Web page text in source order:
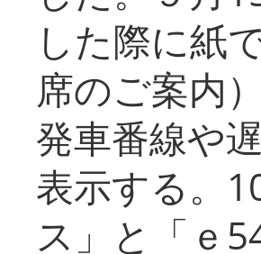
した際に紙
席のご案内
発車番線や
表示する。
ス」と「ｅ